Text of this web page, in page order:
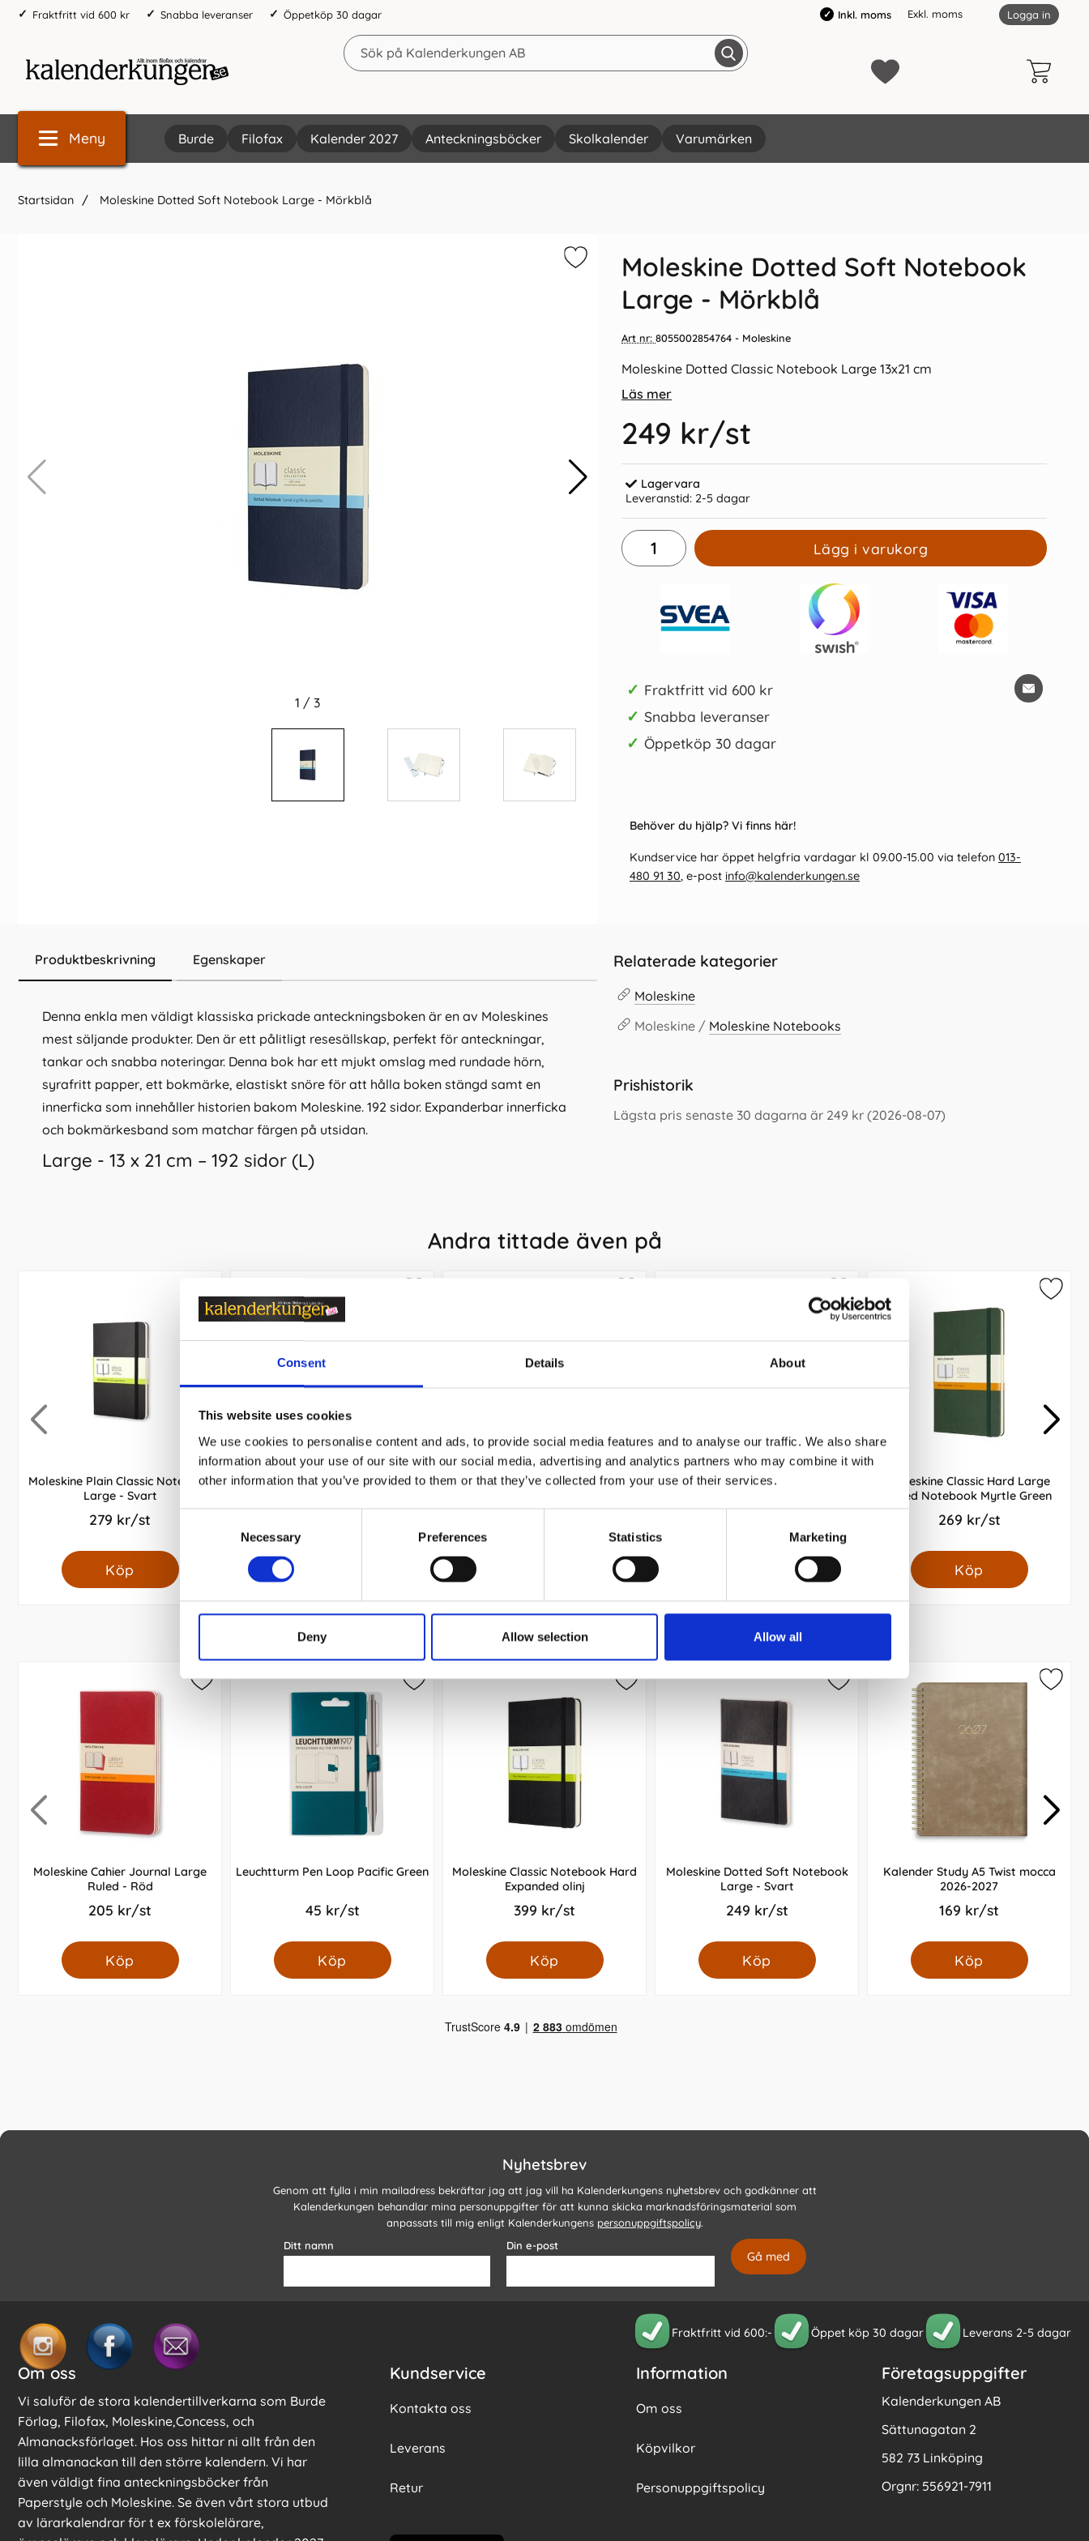
Consent Details About
This website uses cookies
We use cookies to personalise content and ads, to provide social media features and to analyse our traffic. We also share
information about your use of our site with our social media, advertising and analytics partners who may combine it with
other information that you’ve provided to them or that they’ve collected from your use of their services.
Necessary Preferences Statistics Marketing
Deny Allow selection Allow all
Fraktfritt vid 600 kr Snabba leveranser Öppetköp 30 dagar Inkl. moms Exkl. moms Logga in
Meny Burde Filofax Kalender 2027 Anteckningsböcker Skolkalender Varumärken
Startsidan Moleskine Dotted Soft Notebook Large - Mörkblå
Vi rekommenderar
Moleskine Ruled Classic Notebook
Köp
Moleskine Cahier Journal Large
Kulpenna Frixion Clicker ljusblå
Cover - Svart - Linjerad
Köp
1 / 3
Moleskine Dotted Soft Notebook
Large - Mörkblå
Art nr: 8055002854764 - Moleskine
Moleskine Dotted Classic Notebook Large 13x21 cm
Läs mer
249 kr/st
Lagervara
Leveranstid: 2-5 dagar
Lägg i varukorg
✓ Fraktfritt vid 600 kr
✓ Snabba leveranser
✓ Öppetköp 30 dagar
Behöver du hjälp? Vi finns här!
Kundservice har öppet helgfria vardagar kl 09.00-15.00 via telefon 013-
480 91 30, e-post info@kalenderkungen.se
Produktbeskrivning Egenskaper
Denna enkla men väldigt klassiska prickade anteckningsboken är en av Moleskines
mest säljande produkter. Den är ett pålitligt resesällskap, perfekt för anteckningar,
tankar och snabba noteringar. Denna bok har ett mjukt omslag med rundade hörn,
syrafritt papper, ett bokmärke, elastiskt snöre för att hålla boken stängd samt en
innerficka som innehåller historien bakom Moleskine. 192 sidor. Expanderbar innerficka
och bokmärkesband som matchar färgen på utsidan.
Large - 13 x 21 cm – 192 sidor (L)
Relaterade kategorier
Moleskine
Moleskine / Moleskine Notebooks
Prishistorik
Lägsta pris senaste 30 dagarna är 249 kr (2026-08-07)
Andra tittade även på
Moleskine Plain Classic Notebook
Large - Svart
279 kr/st
Köp
Moleskine Classic Soft XL Ruled
Moleskine Notebook Large Soft
Moleskine Ruled Classic Notebook
Moleskine Classic Hard Large
Ruled Notebook Myrtle Green
269 kr/st
Köp
Andra köpte även
Moleskine Cahier Journal Large
Ruled - Röd
205 kr/st
Köp
Leuchtturm Pen Loop Pacific Green
45 kr/st
Köp
Moleskine Classic Notebook Hard
Expanded olinj
399 kr/st
Köp
Moleskine Dotted Soft Notebook
Large - Svart
249 kr/st
Köp
Kalender Study A5 Twist mocca
2026-2027
169 kr/st
Köp
Nyhetsbrev
Genom att fylla i min mailadress bekräftar jag att jag vill ha Kalenderkungens nyhetsbrev och godkänner att
Kalenderkungen behandlar mina personuppgifter för att kunna skicka marknadsföringsmaterial som
anpassats till mig enligt Kalenderkungens personuppgiftspolicy.
Ditt namn
Din e-post
Fraktfritt vid 600:- Öppet köp 30 dagar Leverans 2-5 dagar
Om oss
Vi saluför de stora kalendertillverkarna som Burde
Förlag, Filofax, Moleskine,Concess, och
Almanacksförlaget. Hos oss hittar ni allt från den
lilla almanackan till den större kalendern. Vi har
även väldigt fina anteckningsböcker från
Paperstyle och Moleskine. Se även vårt stora utbud
av lärarkalendrar för t ex förskolelärare,
Kundservice
Kontakta oss
Leverans
Retur
Information
Om oss
Köpvilkor
Personuppgiftspolicy
Företagsuppgifter
Kalenderkungen AB
Sättunagatan 2
582 73 Linköping
Orgnr: 556921-7911